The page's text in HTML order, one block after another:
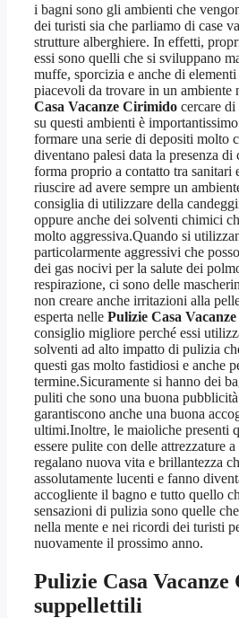
i bagni sono gli ambienti che
dei turisti sia che parliamo di case
strutture alberghiere. In effetti,
essi sono quelli che si sviluppano
muffe, sporcizia e anche di
piacevoli da trovare in un ambiente
Casa Vacanze Cirimido cercare
su questi ambienti è
formare una serie di depositi molto
diventano palesi data la presenza di
forma proprio a contatto tra sanitari
riuscire ad avere sempre un
consiglia di utilizzare della
oppure anche dei solventi chimici
molto aggressiva.Quando si
particolarmente aggressivi che
dei gas nocivi per la salute dei
respirazione, ci sono delle
non creare anche irritazioni alla
esperta nelle Pulizie Casa
consiglio migliore perché essi
solventi ad alto impatto di pulizia
questi gas molto fastidiosi e anche
termine.Sicuramente si hanno dei
puliti che sono una buona
garantiscono anche una buona
ultimi.Inoltre, le maioliche presenti
essere pulite con delle attrezzature
regalano nuova vita e brillantezza
assolutamente lucenti e fanno
accogliente il bagno e tutto quello
sensazioni di pulizia sono quelle
nella mente e nei ricordi dei turisti
nuovamente il prossimo anno.
Pulizie Casa
suppellettili